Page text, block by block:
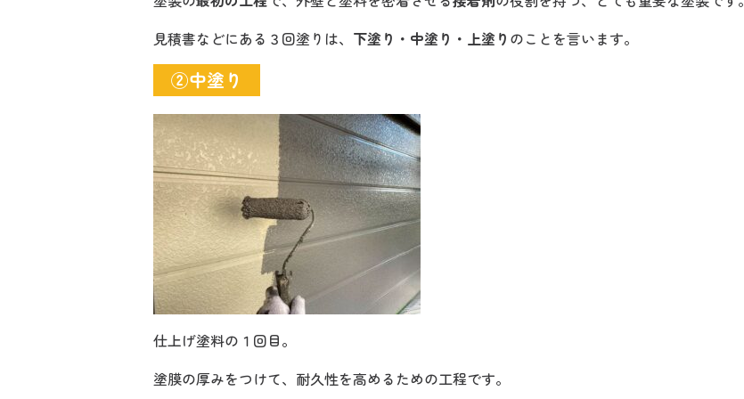
見積書などにある３回塗りは、 下塗り・中塗り・上塗り のことを言います。
②中塗り
仕上げ塗料の１回目。
塗膜の厚みをつけて、耐久性を高めるための工程です。